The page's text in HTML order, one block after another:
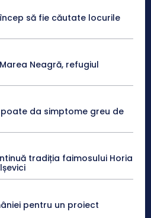
să fie căutate locurile
Neagră, refugiul
da simptome greu de
tradiția faimosului Horia
pentru un proiect